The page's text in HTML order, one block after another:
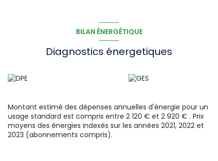
EXCLUSIVITE EMERAUDE IMMOBILIER Christophe PERRIN
Les informations sur les risques auxquels ce bien est
exposé sont disponibles sur le site Georisques :
www.georisques.gouv.fr
BILAN ÉNERGÉTIQUE
Diagnostics énergetiques
Montant estimé des dépenses annuelles d'énergie pour un
usage standard est compris entre 2 120 € et 2 920 € . Prix
moyens des énergies indexés sur les années 2021, 2022 et
2023 (abonnements compris).